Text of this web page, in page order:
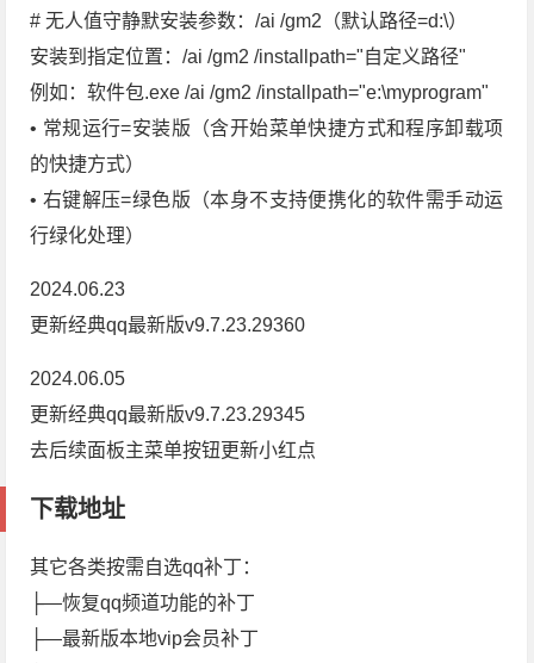
# 无人值守静默安装参数：/ai /gm2（默认路径=d:\）
安装到指定位置：/ai /gm2 /installpath="自定义路径"
例如：软件包.exe /ai /gm2 /installpath="e:\myprogram"
• 常规运行=安装版（含开始菜单快捷方式和程序卸载项
的快捷方式）
• 右键解压=绿色版（本身不支持便携化的软件需手动运
行绿化处理）
2024.06.23
更新经典qq最新版v9.7.23.29360
2024.06.05
更新经典qq最新版v9.7.23.29345
去后续面板主菜单按钮更新小红点
下载地址
其它各类按需自选qq补丁：
├—恢复qq频道功能的补丁
├—最新版本地vip会员补丁